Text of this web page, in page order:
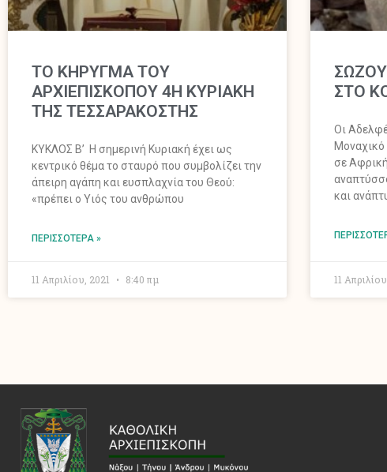
ΤΟ ΚΗΡΥΓΜΑ ΤΟΥ
ΑΡΧΙΕΠΙΣΚΟΠΟΥ 4Η ΚΥΡΙΑΚΗ
ΤΗΣ ΤΕΣΣΑΡΑΚΟΣΤΗΣ
ΚΥΚΛΟΣ Β’ Η σημερινή Κυριακή έχει ως
κεντρικό θέμα το σταυρό που συμβολίζει την
άπειρη αγάπη και ευσπλαχνία του Θεού:
«πρέπει ο Υιός του ανθρώπου
ΠΕΡΙΣΣΌΤΕΡΑ »
11 Απριλίου, 2021 8:40 πμ
ΣΤΟ
Οι
σε
και
11